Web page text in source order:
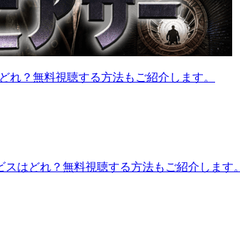
れ？無料視聴する方法もご紹介します。
はどれ？無料視聴する方法もご紹介します。